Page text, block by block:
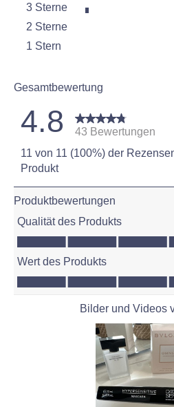
3 Sterne Sterne
2 Sterne
1 Stern
Gesamtbewertung
4.8
43 Bewertungen
11 von 11 (100%) der
Produkt
Produktbewertungen
Qualität des Produkts
Qualität des Produkts, 4.9 von 5
Wert des Produkts
Wert des Produkts, 4.9 von 5
Bilder und Videos